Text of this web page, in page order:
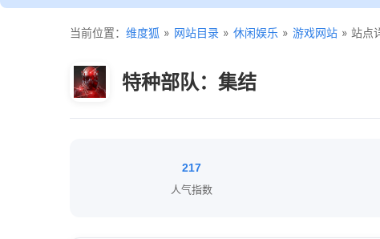
当前位置： 维度狐 » 网站目录 » 休闲娱乐 » 游戏网站 » 站点
特种部队：集结
217
人气指数